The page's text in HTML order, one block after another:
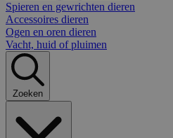
Spieren en gewrichten dieren
Accessoires dieren
Ogen en oren dieren
Vacht, huid of pluimen
Zoeken